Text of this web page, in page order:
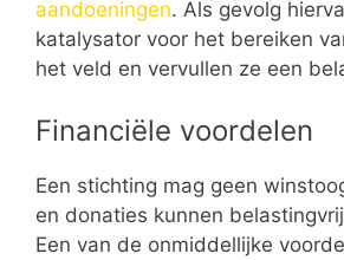
aandoeningen. Als gevolg
katalysator voor het bereiken
het veld en vervullen ze een
Financiële voordelen
Een stichting mag geen
en donaties kunnen
Een van de onmiddellijke